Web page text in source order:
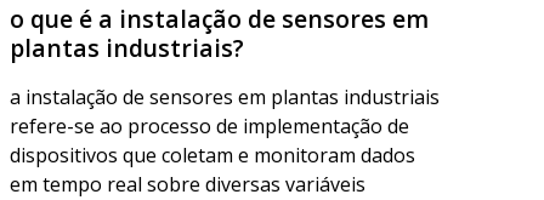
o que é a instalação de sensores em
plantas industriais?
a instalação de sensores em plantas industriais
refere-se ao processo de implementação de
dispositivos que coletam e monitoram dados
em tempo real sobre diversas variáveis